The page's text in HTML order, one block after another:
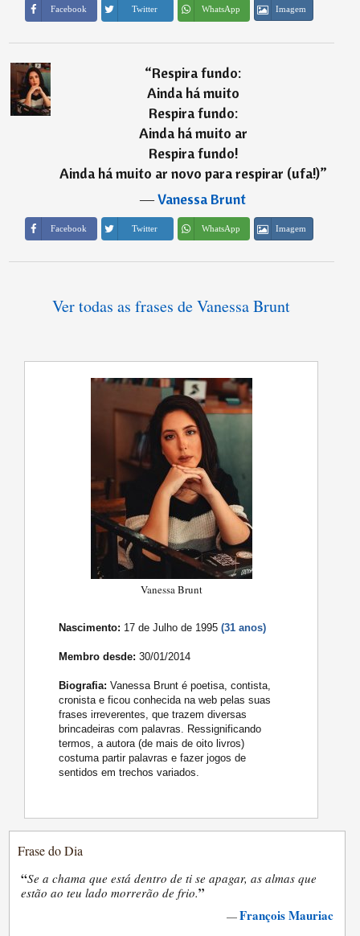
Facebook Twitter WhatsApp Imagem
“Respira fundo:
Ainda há muito
Respira fundo:
Ainda há muito ar
Respira fundo!
Ainda há muito ar novo para respirar (ufa!)”
―Vanessa Brunt
Facebook Twitter WhatsApp Imagem
Ver todas as frases de Vanessa Brunt
Vanessa Brunt
Nascimento: 17 de Julho de 1995(31 anos)
Membro desde: 30/01/2014
Biografia: Vanessa Brunt é poetisa, contista,
cronista e ficou conhecida na web pelas suas
frases irreverentes, que trazem diversas
brincadeiras com palavras. Ressignificando
termos, a autora (de mais de oito livros)
costuma partir palavras e fazer jogos de
sentidos em trechos variados.
Frase do Dia
“Se a chama que está dentro de ti se apagar, as almas que
estão ao teu lado morrerão de frio.”
—François Mauriac